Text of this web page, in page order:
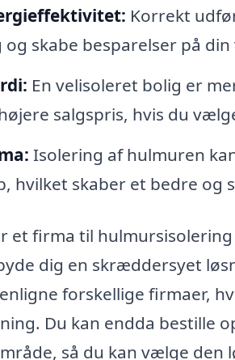
Korrekt
skabe besparelser på
En velisoleret bolig er
salgspris, hvis du
Isolering af hulmuren
hvilket skaber et bedre
et firma til
dig en skræddersyet
forskellige firmaer,
Du kan endda bestille
så du kan vælge